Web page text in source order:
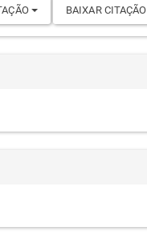
BAIXAR CITAÇÃO